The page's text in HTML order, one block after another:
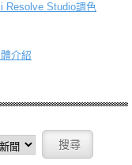
Resolve Studio調色
介紹